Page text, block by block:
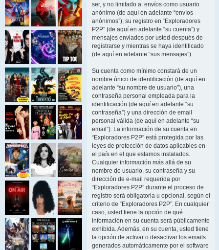
ser, y no limitado a: envíos como usuario
anónimo (de aquí en adelante “envíos
anónimos”), su registro en “Exploradores
P2P” (de aquí en adelante “su cuenta”) y
mensajes enviados por usted después de
registrarse y mientras se haya identificado
(de aquí en adelante “sus mensajes”).
Su cuenta como mínimo constará de un
nombre único de identificación (de aquí en
adelante “su nombre de usuario”), una
contraseña personal empleada para la
identificación (de aquí en adelante “su
contraseña”) y una dirección de email
personal válida (de aquí en adelante “su
email”). La información de su cuenta en
“Exploradores P2P” está protegida por las
leyes de protección de datos aplicables en
el país en el que estamos instalados.
Cualquier información más allá de su
nombre de usuario, su contraseña y su
dirección de e-mail requerida por
“Exploradores P2P” durante el proceso de
registro será obligatoria u opcional, según el
criterio de “Exploradores P2P”. En cualquier
caso, usted tiene la opción de qué
información en su cuenta será públicamente
exhibida. Además, en su cuenta, usted tiene
la opción de activar o desactivar los emails
generados automáticamente por el software